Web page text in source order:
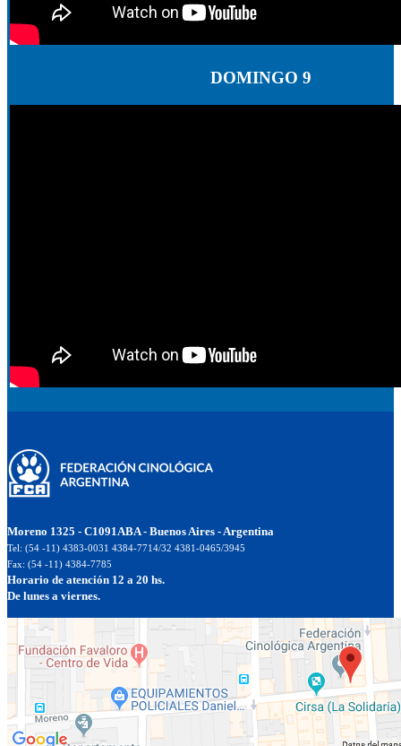
DOMINGO 9
Moreno 1325 - C1091ABA - Buenos Aires - Argentina
Tel: (54 -11) 4383-0031 4384-7714/32 4381-0465/3945
Fax: (54 -11) 4384-7785
Horario de atención 12 a 20 hs.
De lunes a viernes.